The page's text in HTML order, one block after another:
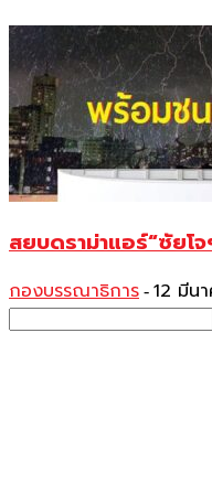
สยบดราม่าแอร์“ซัยโ
กองบรรณาธิการ - 12 มีน